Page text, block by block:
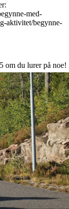
med-
aktivitet/begynne-
om du lurer på noe!